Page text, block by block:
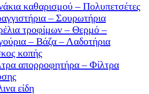
καθαρισμού – Πολυπετσέτες
– Σουρωτήρια
τροφίμων – Θερμό –
– Βάζα – Λαδοτήρια
κοπής
απορροφητήρα – Φίλτρα
είδη